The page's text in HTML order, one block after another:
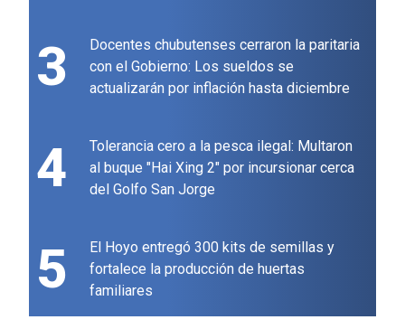
3
Docentes chubutenses cerraron la paritaria
con el Gobierno: Los sueldos se
actualizarán por inflación hasta diciembre
4
Tolerancia cero a la pesca ilegal: Multaron
al buque "Hai Xing 2" por incursionar cerca
del Golfo San Jorge
5
El Hoyo entregó 300 kits de semillas y
fortalece la producción de huertas
familiares